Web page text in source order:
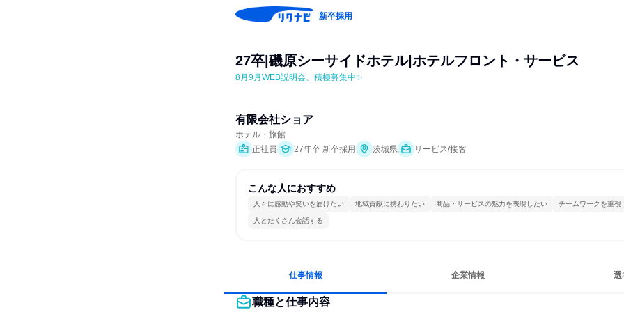
新卒採用
27卒|磯原シーサイドホテル|ホテルフロント・サービス
8月9月WEB説明会、積極募集中✨
有限会社ショア
ホテル・旅館
正社員
27年卒 新卒採用 茨城県 サービス/接客
こんな人におすすめ
人々に感動や笑いを届けたい 地域貢献に携わりたい 商品・サービスの魅力を表現したい チームワークを重視
人とたくさん会話する
仕事情報 企業情報 選
職種と仕事内容